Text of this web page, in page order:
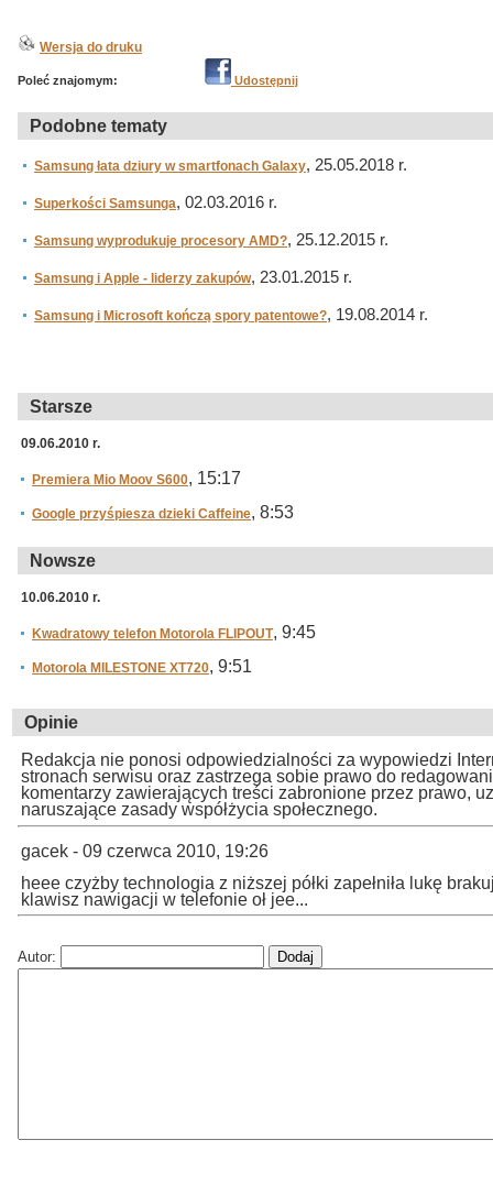
Wersja do druku
Poleć znajomym: Udostępnij
Podobne tematy
Samsung łata dziury w smartfonach Galaxy, 25.05.2018 r.
Superkości Samsunga, 02.03.2016 r.
Samsung wyprodukuje procesory AMD?, 25.12.2015 r.
Samsung i Apple - liderzy zakupów, 23.01.2015 r.
Samsung i Microsoft kończą spory patentowe?, 19.08.2014 r.
Starsze
09.06.2010 r.
Premiera Mio Moov S600, 15:17
Google przyśpiesza dzieki Caffeine, 8:53
Nowsze
10.06.2010 r.
Kwadratowy telefon Motorola FLIPOUT, 9:45
Motorola MILESTONE XT720, 9:51
Opinie
Redakcja nie ponosi odpowiedzialności za wypowiedzi
stronach serwisu oraz zastrzega sobie prawo do
komentarzy zawierających treści zabronione przez prawo,
naruszające zasady współżycia społecznego.
gacek - 09 czerwca 2010, 19:26
heee czyżby technologia z niższej półki zapełniła lukę
klawisz nawigacji w telefonie oł jee...
Autor: